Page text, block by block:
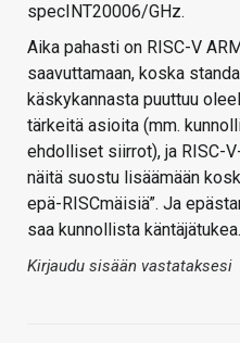
specINT20006/GHz.
Aika pahasti on RISC-V
saavuttamaan, koska
käskykannasta puuttuu
tärkeitä asioita (mm.
ehdolliset siirrot), ja RISC-
näitä suostu lisäämään
epä-RISCmäisiä”. Ja
saa kunnollista käntäjätukea.
Kirjaudu sisään vastataksesi